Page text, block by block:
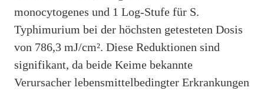
monocytogenes und 1 Log-Stufe für S.
Typhimurium bei der höchsten getesteten Dosis
von 786,3 mJ/cm². Diese Reduktionen sind
signifikant, da beide Keime bekannte
Verursacher lebensmittelbedingter Erkrankungen